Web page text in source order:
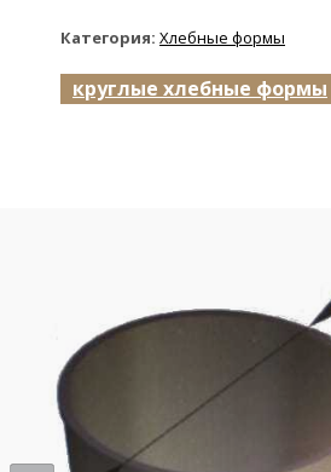
кулич
Категория: Хлебные формы
круглые хлебные формы